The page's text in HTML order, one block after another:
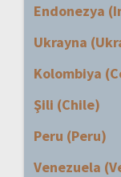
Endonezya
Ukrayna
Kolombiya
Şili (Chile)
Peru (Peru)
Venezuela